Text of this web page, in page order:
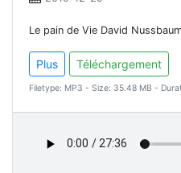
Le pain de Vie David
Plus Téléchargement
Filetype: MP3 - Size: 35.48 MB -